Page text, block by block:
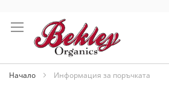
съдържанието
Начало Информация за поръчката